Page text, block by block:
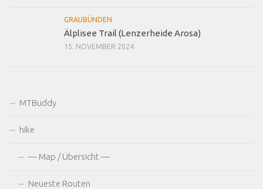
GRAUBÜNDEN
Älplisee Trail (Lenzerheide Arosa)
15. NOVEMBER 2024
MTBuddy
hike
— Map / Übersicht —
Neueste Routen